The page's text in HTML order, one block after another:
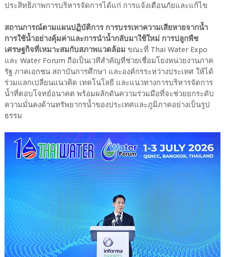
ประสิทธิภาพการบริหารจัดการได้แก่ การแจ้งเตือนภัยและแก้ไข
สถานการณ์ตามแผนปฏิบัติการ การบรรเทาความเสียหายจากน้ำ
การใช้น้ำอย่างคุ้มค่าและการนำน้ำกลับมาใช้ใหม่ การปลูกพืช
เศรษฐกิจที่เหมาะสมกับสภาพแวดล้อม ขณะที่ Thai Water Expo
และ Water Forum ถือเป็นเวทีสำคัญที่ช่วยเชื่อมโยงหน่วยงานภาค
รัฐ ภาคเอกชน สถาบันการศึกษา และองค์กรระหว่างประเทศ ให้ได้
ร่วมแลกเปลี่ยนแนวคิด เทคโนโลยี และแนวทางการบริหารจัดการ
น้ำที่ตอบโจทย์อนาคต พร้อมผลักดันความร่วมมือที่จะช่วยยกระดับ
ความมั่นคงด้านทรัพยากรน้ำของประเทศและภูมิภาคอย่างเป็นรูป
ธรรม